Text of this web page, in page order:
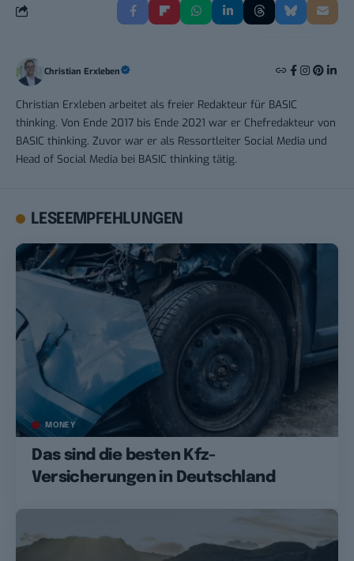
Christian Erxleben
Christian Erxleben arbeitet als freier Redakteur für BASIC
thinking. Von Ende 2017 bis Ende 2021 war er Chefredakteur von
BASIC thinking. Zuvor war er als Ressortleiter Social Media und
Head of Social Media bei BASIC thinking tätig.
LESEEMPFEHLUNGEN
MONEY
Das sind die besten Kfz-
Versicherungen in Deutschland